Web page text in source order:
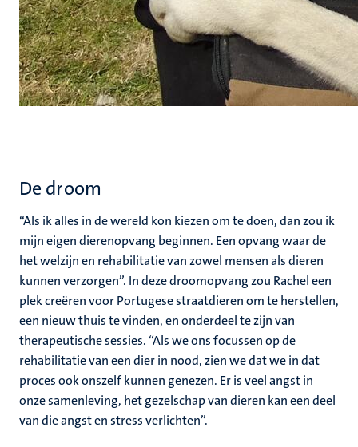
De droom
“Als ik alles in de wereld kon kiezen om te doen, dan zou ik
mijn eigen dierenopvang beginnen. Een opvang waar de
het welzijn en rehabilitatie van zowel mensen als dieren
kunnen verzorgen”. In deze droomopvang zou Rachel een
plek creëren voor Portugese straatdieren om te herstellen,
een nieuw thuis te vinden, en onderdeel te zijn van
therapeutische sessies. “Als we ons focussen op de
rehabilitatie van een dier in nood, zien we dat we in dat
proces ook onszelf kunnen genezen. Er is veel angst in
onze samenleving, het gezelschap van dieren kan een deel
van die angst en stress verlichten”.